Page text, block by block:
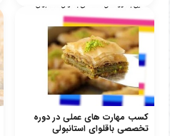
کسب مهارت های عملی در دوره
تخصصی باقلوای استانبولی